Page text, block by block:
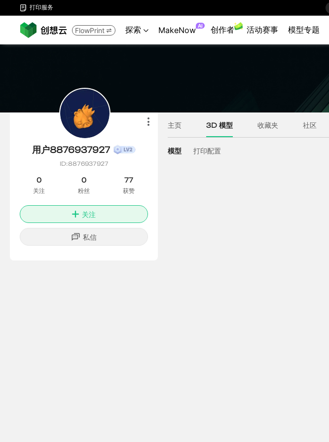
 打印服务
FlowPrint  探索  MakeNow AI 创作者 活动赛事 模型专题